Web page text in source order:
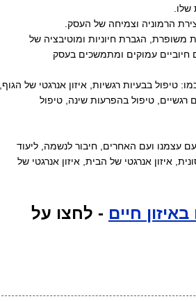
הרמוניה וצמיחה של העסק.
משופרת, הגברת חיוניות ומוטיבציה של
חיוביים עמוקים ומתמשכים בעסק
טיפול בבעיות רגשיות, איזון אנרגטי של הגוף,
רגשיים, טיפול בהפרעות שינה, טיפול
עצמנו ועם האחרים, חיבור לנשמה, ליעוד
איזון אנרגטי של הבית, איזון אנרגטי של
חיים - לחצו על